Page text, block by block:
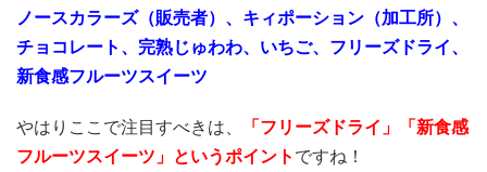
ノースカラーズ（販売者）、キィポーション（加工所）、
チョコレート、完熟じゅわわ、いちご、フリーズドライ、
新食感フルーツスイーツ
やはりここで注目すべきは、 「フリーズドライ 」「新食感
フルーツスイーツ」というポイント ですね！